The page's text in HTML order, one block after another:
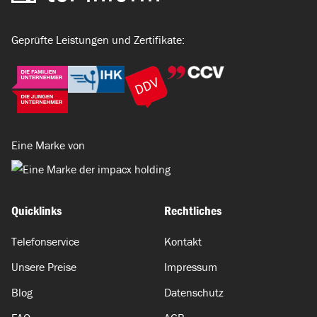
Geprüfte Leistungen und Zertifikate:
Eine Marke von
Quicklinks
Telefonservice
Unsere Preise
Blog
Rechtliches
Kontakt
Impressum
Datenschutz